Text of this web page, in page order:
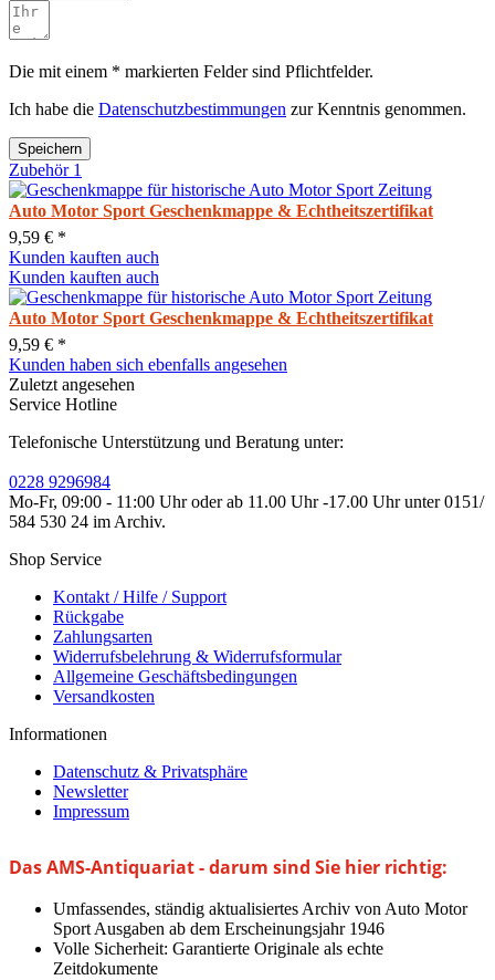
Die mit einem * markierten Felder sind Pflichtfelder.
Ich habe die Datenschutzbestimmungen zur Kenntnis genommen.
Speichern
Zubehör 1
Auto Motor Sport Geschenkmappe & Echtheitszertifikat
9,59 € *
Kunden kauften auch
Kunden kauften auch
Auto Motor Sport Geschenkmappe & Echtheitszertifikat
9,59 € *
Kunden haben sich ebenfalls angesehen
Zuletzt angesehen
Service Hotline
Telefonische Unterstützung und Beratung unter:
0228 9296984
Mo-Fr, 09:00 - 11:00 Uhr oder ab 11.00 Uhr -17.00 Uhr unter 0151/
584 530 24 im Archiv.
Shop Service
Kontakt / Hilfe / Support
Rückgabe
Zahlungsarten
Widerrufsbelehrung & Widerrufsformular
Allgemeine Geschäftsbedingungen
Versandkosten
Informationen
Datenschutz & Privatsphäre
Newsletter
Impressum
Das AMS-Antiquariat - darum sind Sie hier richtig:
Umfassendes, ständig aktualisiertes Archiv von Auto Motor
Sport Ausgaben ab dem Erscheinungsjahr 1946
Volle Sicherheit: Garantierte Originale als echte
Zeitdokumente